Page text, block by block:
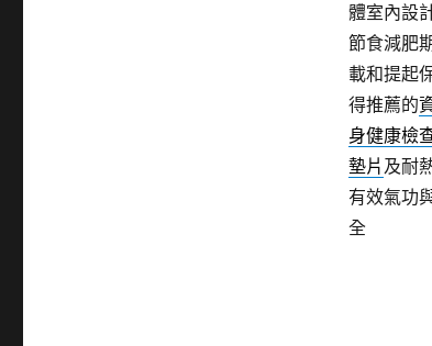
體室內設
節食減肥
載和提起
得推薦的
身健康檢
墊片 及耐
有效氣功
全